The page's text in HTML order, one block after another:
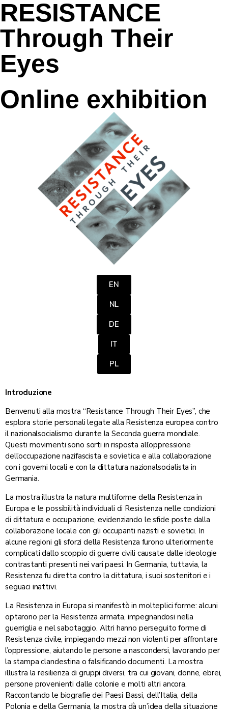
RESISTANCE
Through Their
Eyes
Online exhibition
EN
NL
DE
IT
PL
Introduzione
Benvenuti alla mostra “Resistance Through Their Eyes”, che
esplora storie personali legate alla Resistenza europea contro
il nazionalsocialismo durante la Seconda guerra mondiale.
Questi movimenti sono sorti in risposta all’oppressione
dell’occupazione nazifascista e sovietica e alla collaborazione
con i governi locali e con la dittatura nazionalsocialista in
Germania.
La mostra illustra la natura multiforme della Resistenza in
Europa e le possibilità individuali di Resistenza nelle condizioni
di dittatura e occupazione, evidenziando le sfide poste dalla
collaborazione locale con gli occupanti nazisti e sovietici. In
alcune regioni gli sforzi della Resistenza furono ulteriormente
complicati dallo scoppio di guerre civili causate dalle ideologie
contrastanti presenti nei vari paesi. In Germania, tuttavia, la
Resistenza fu diretta contro la dittatura, i suoi sostenitori e i
seguaci inattivi.
La Resistenza in Europa si manifestò in molteplici forme: alcuni
optarono per la Resistenza armata, impegnandosi nella
guerriglia e nel sabotaggio. Altri hanno perseguito forme di
Resistenza civile, impiegando mezzi non violenti per affrontare
l’oppressione, aiutando le persone a nascondersi, lavorando per
la stampa clandestina o falsificando documenti. La mostra
illustra la resilienza di gruppi diversi, tra cui giovani, donne, ebrei,
persone provenienti dalle colonie e molti altri ancora.
Raccontando le biografie dei Paesi Bassi, dell’Italia, della
Polonia e della Germania, la mostra dà un’idea della situazione